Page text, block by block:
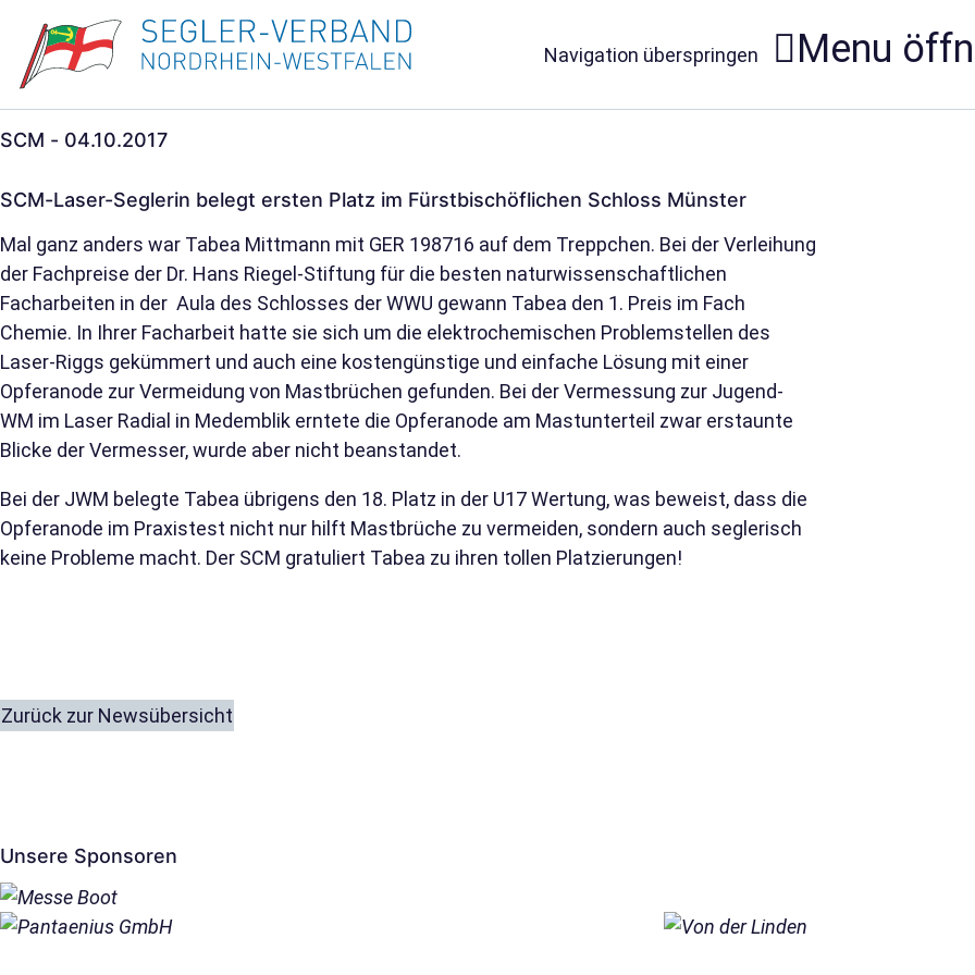
Navigation überspringen Menu
SCM - 04.10.2017
SCM-Laser-Seglerin belegt ersten Platz im Fürstbischöflichen Schloss Münster
Mal ganz anders war Tabea Mittmann mit GER 198716 auf dem Treppchen. Bei der Verleihung
der Fachpreise der Dr. Hans Riegel-Stiftung für die besten naturwissenschaftlichen
Facharbeiten in der Aula des Schlosses der WWU gewann Tabea den 1. Preis im Fach
Chemie. In Ihrer Facharbeit hatte sie sich um die elektrochemischen Problemstellen des
Laser-Riggs gekümmert und auch eine kostengünstige und einfache Lösung mit einer
Opferanode zur Vermeidung von Mastbrüchen gefunden. Bei der Vermessung zur Jugend-
WM im Laser Radial in Medemblik erntete die Opferanode am Mastunterteil zwar erstaunte
Blicke der Vermesser, wurde aber nicht beanstandet.
Bei der JWM belegte Tabea übrigens den 18. Platz in der U17 Wertung, was beweist, dass die
Opferanode im Praxistest nicht nur hilft Mastbrüche zu vermeiden, sondern auch seglerisch
keine Probleme macht. Der SCM gratuliert Tabea zu ihren tollen Platzierungen!
Zurück zur Newsübersicht
Unsere Sponsoren